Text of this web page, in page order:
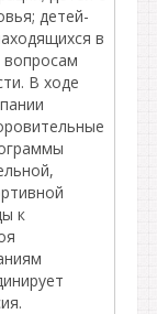
детей-
в
вопросам
В ходе
к